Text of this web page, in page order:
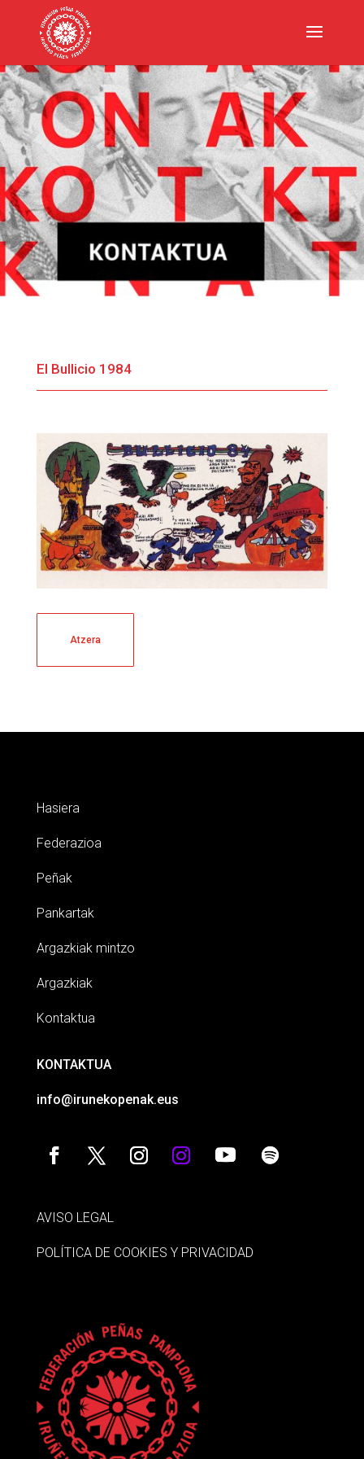
El Bullicio 1984
Atzera
Hasiera
Federazioa
Peñak
Pankartak
Argazkiak mintzo
Argazkiak
Kontaktua
KONTAKTUA
info@irunekopenak.eus
AVISO LEGAL
POLÍTICA DE COOKIES Y PRIVACIDAD